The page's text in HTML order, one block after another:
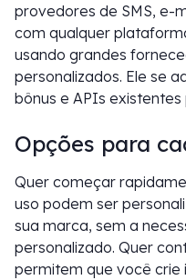
provedores de SMS, e-
com qualquer
usando grandes
personalizados. Ele se
bônus e APIs
Opções para
Quer começar
uso podem ser
sua marca, sem a
personalizado. Quer
permitem que você crie